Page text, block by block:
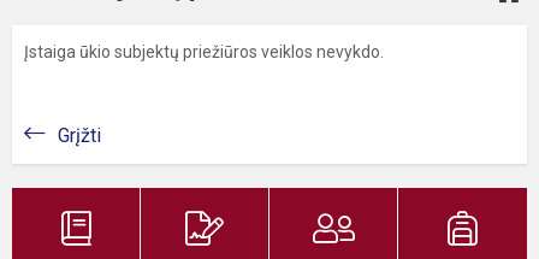
Įstaiga ūkio subjektų priežiūros veiklos nevykdo.
Grįžti